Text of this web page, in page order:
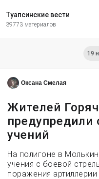
Туапсинские вести
39773 материалов
19
Оксана Смелая
Жителей
предупредили
учений
На полигоне в
учения с боевой
поражения